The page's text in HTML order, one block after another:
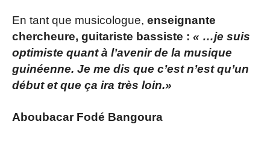
En tant que musicologue, enseignante
chercheure, guitariste bassiste : « …je suis
optimiste quant à l’avenir de la musique
guinéenne. Je me dis que c’est n’est qu’un
début et que ça ira très loin.»
Aboubacar Fodé Bangoura